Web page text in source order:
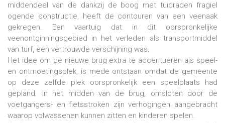
middendeel van de dankzij de boog met tuidraden fragiel
ogende constructie, heeft de contouren van een veenaak
gekregen. Een vaartuig dat in dit oorspronkelijke
veenontginningsgebied in het verleden als transportmiddel
van turf, een vertrouwde verschijning was.
Het idee om de nieuwe brug extra te accentueren als speel-
en ontmoetingsplek, is mede ontstaan omdat de gemeente
op deze zelfde plek oorspronkelijk een speelplaats had
gepland. In het midden van de brug, omsloten door de
voetgangers- en fietsstroken zijn verhogingen aangebracht
waarop volwassenen kunnen zitten en kinderen spelen.